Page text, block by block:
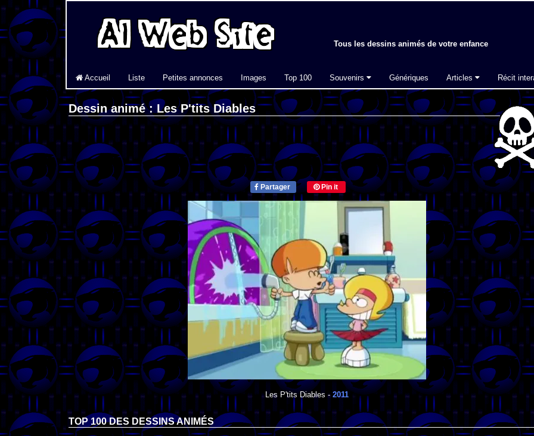
Tous les dessins animés de votre enfance
Accueil Liste Petites annonces Images Top 100 Souvenirs Génériques Articles Récit
Dessin animé : Les P'tits Diables
Partager Pin it
Les P'tits Diables - 2011
TOP 100 DES DESSINS ANIMÉS